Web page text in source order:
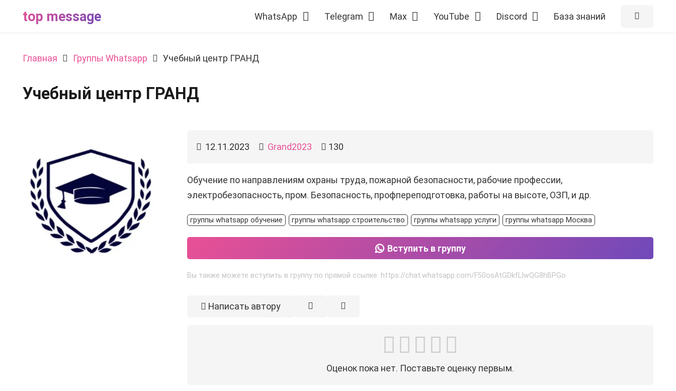
top message WhatsApp Telegram Max YouTube Discord База знаний
Главная Группы Whatsapp Учебный центр ГРАНД
Учебный центр ГРАНД
12.11.2023 Grand2023 130
Обучение по направлениям охраны труда, пожарной безопасности, рабочие профессии,
электробезопасность, пром. Безопасность, профпереподготовка, работы на высоте, ОЗП, и др.
группы whatsapp обучение группы whatsapp строительство группы whatsapp услуги группы whatsapp Москва
Вступить в группу
Вы также можете вступить в группу по прямой ссылке: https://chat.whatsapp.com/F50osAtGDkfLIwQG8hBPGo
Написать автору
Оценок пока нет. Поставьте оценку первым.